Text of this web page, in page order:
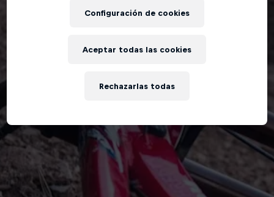
Configuración de cookies
Rechazarlas todas
Aceptar todas las cookies